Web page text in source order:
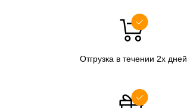
Отгрузка в течении 2х дней